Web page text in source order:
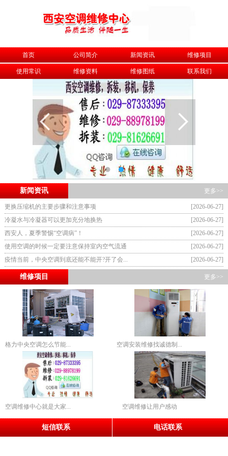
首页 公司简介 新闻资讯 维修项目
使用常识 维修资料 维修图纸 联系我们
新闻资讯 更多>>
[2026-06-27]
更换压缩机的主要步骤和注意事项
[2026-06-27]
冷凝水与冷凝器可以更加充分地换热
[2026-06-27]
西安人，夏季警惕“空调病”！
[2026-06-27]
使用空调的时候一定要注意保持室内空气流通
[2026-06-27]
疫情当前，中央空调到底还能不能开?开了会...
维修项目 更多>>
格力中央空调怎么节能... 空调安装维修找诚德制...
空调维修中心就是大家... 空调维修让用户感动
短信联系 电话联系